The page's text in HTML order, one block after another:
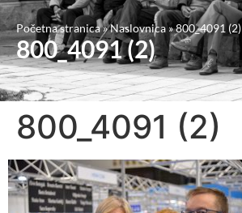
Početna stranica»Naslovnica»800_4091 (2)
800_4091 (2)
800_4091 (2)